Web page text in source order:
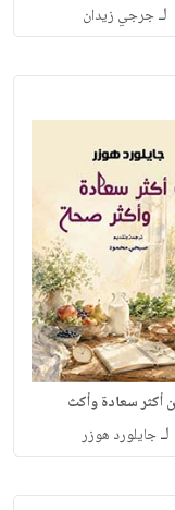
لـجرجي زيدان
أكثر سعادة وأكث
لـجايلورد هوزر